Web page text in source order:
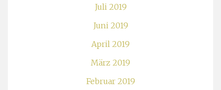
Juli 2019
Juni 2019
April 2019
März 2019
Februar 2019